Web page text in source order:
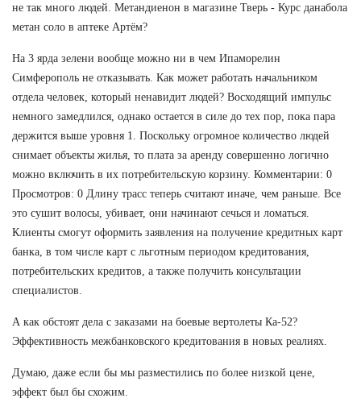
не так много людей. Метандиенон в магазине Тверь - Курс данабола
метан соло в аптеке Артём?
На 3 ярда зелени вообще можно ни в чем Ипаморелин
Симферополь не отказывать. Как может работать начальником
отдела человек, который ненавидит людей? Восходящий импульс
немного замедлился, однако остается в силе до тех пор, пока пара
держится выше уровня 1. Поскольку огромное количество людей
снимает объекты жилья, то плата за аренду совершенно логично
можно включить в их потребительскую корзину. Комментарии: 0
Просмотров: 0 Длину трасс теперь считают иначе, чем раньше. Все
это сушит волосы, убивает, они начинают сечься и ломаться.
Клиенты смогут оформить заявления на получение кредитных карт
банка, в том числе карт с льготным периодом кредитования,
потребительских кредитов, а также получить консультации
специалистов.
А как обстоят дела с заказами на боевые вертолеты Ка-52?
Эффективность межбанковского кредитования в новых реалиях.
Думаю, даже если бы мы разместились по более низкой цене,
эффект был бы схожим.